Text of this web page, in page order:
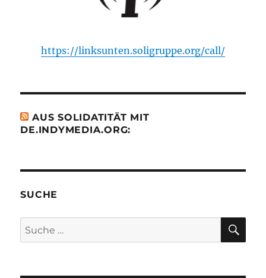
https://linksunten.soligruppe.org/call/
AUS SOLIDATITÄT MIT
DE.INDYMEDIA.ORG:
SUCHE
Suche
nach: